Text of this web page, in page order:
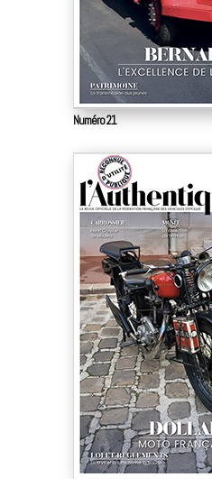
Numéro 21